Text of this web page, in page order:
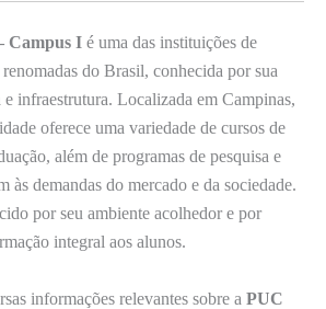
Campus I é uma das instituições de
do Brasil, conhecida por sua
e infraestrutura. Localizada em Campinas,
oferece uma variedade de cursos de
além de programas de pesquisa e
às demandas do mercado e da sociedade.
por seu ambiente acolhedor e por
integral aos alunos.
informações relevantes sobre a PUC